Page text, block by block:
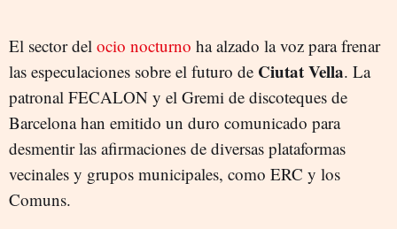
El sector del ocio nocturno ha alzado la voz para frenar
las especulaciones sobre el futuro de Ciutat Vella. La
patronal FECALON y el Gremi de discoteques de
Barcelona han emitido un duro comunicado para
desmentir las afirmaciones de diversas plataformas
vecinales y grupos municipales, como ERC y los
Comuns.